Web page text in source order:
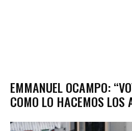
EMMANUEL OCAMPO:
COMO LO HACEMOS LOS